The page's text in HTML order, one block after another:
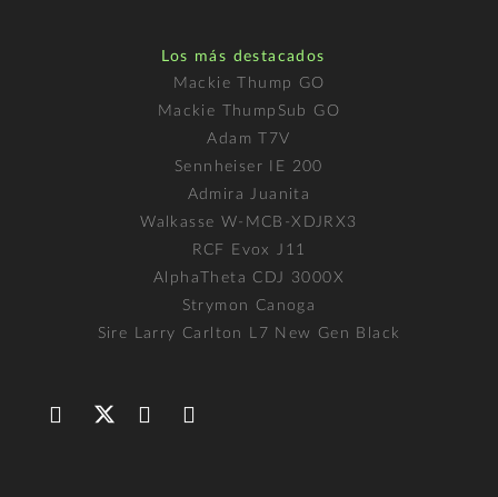
Los más destacados
Mackie Thump GO
Mackie ThumpSub GO
Adam T7V
Sennheiser IE 200
Admira Juanita
Walkasse W-MCB-XDJRX3
RCF Evox J11
AlphaTheta CDJ 3000X
Strymon Canoga
Sire Larry Carlton L7 New Gen Black